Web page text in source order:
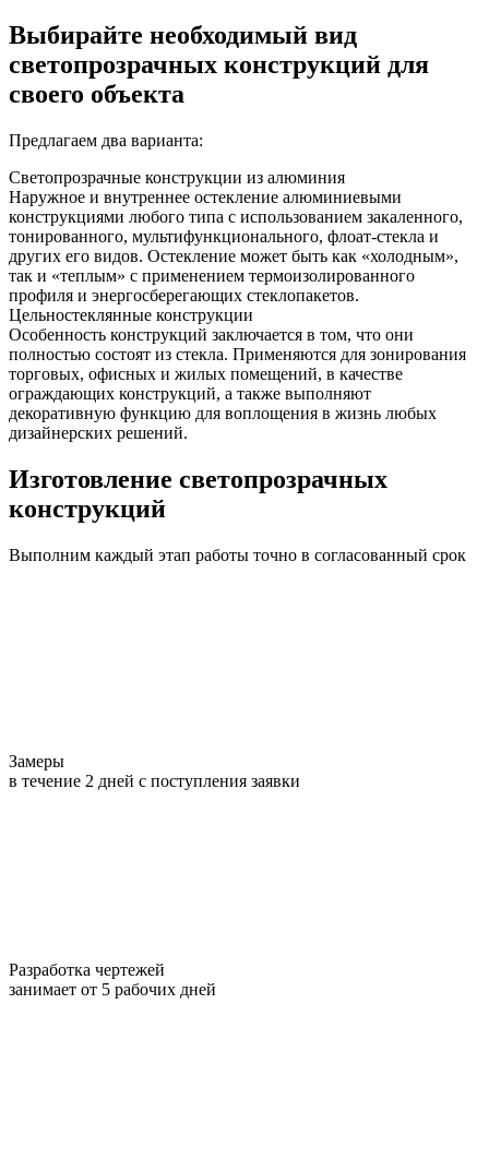
Выбирайте необходимый вид
светопрозрачных конструкций для
своего объекта
Предлагаем два варианта:
Светопрозрачные конструкции из алюминия
Наружное и внутреннее остекление алюминиевыми
конструкциями любого типа с использованием закаленного,
тонированного, мультифункционального, флоат-стекла и
других его видов. Остекление может быть как «холодным»,
так и «теплым» с применением термоизолированного
профиля и энергосберегающих стеклопакетов.
Цельностеклянные конструкции
Особенность конструкций заключается в том, что они
полностью состоят из стекла. Применяются для зонирования
торговых, офисных и жилых помещений, в качестве
ограждающих конструкций, а также выполняют
декоративную функцию для воплощения в жизнь любых
дизайнерских решений.
Изготовление светопрозрачных
конструкций
Выполним каждый этап работы точно в согласованный срок
Замеры
в течение 2 дней с поступления заявки
Разработка чертежей
занимает от 5 рабочих дней